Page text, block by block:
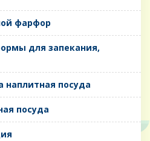
фарфор
для запекания,
наплитная посуда
посуда